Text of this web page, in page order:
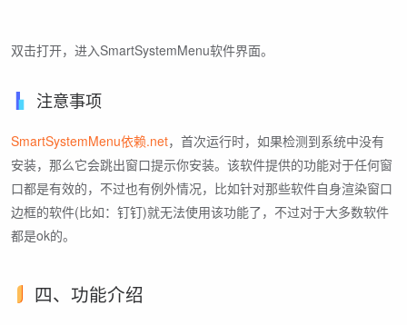
双击打开，进入SmartSystemMenu软件界面。
注意事项
SmartSystemMenu依赖.net，首次运行时，如果检测到系统中没有
安装，那么它会跳出窗口提示你安装。该软件提供的功能对于任何窗
口都是有效的，不过也有例外情况，比如针对那些软件自身渲染窗口
边框的软件(比如：钉钉)就无法使用该功能了，不过对于大多数软件
都是ok的。
四、功能介绍